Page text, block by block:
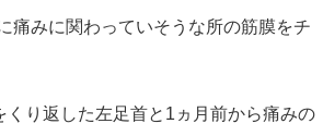
痛みに関わっていそうな所の筋膜をチ
くり返した左足首と1ヵ月前から痛みの